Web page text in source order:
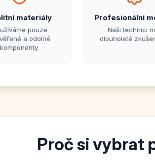
materiály
pouze
a odolné
komponenty.
Profesionální
Naši technici
dlouholeté
Proč si vybrat